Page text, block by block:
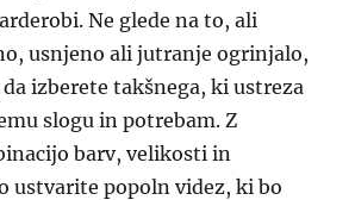
Ne glede na to, ali
usnjeno ali jutranje ogrinjalo,
izberete takšnega, ki ustreza
slogu in potrebam. Z
barv, velikosti in
ustvarite popoln videz, ki bo